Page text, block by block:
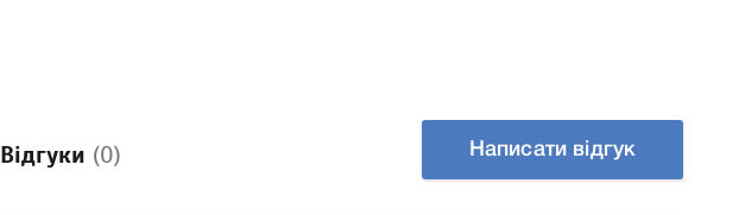
Відгуки (0) Написати відгук